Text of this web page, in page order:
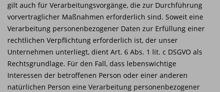
gilt auch für Verarbeitungsvorgänge, die zur Durchführung
vorvertraglicher Maßnahmen erforderlich sind. Soweit eine
Verarbeitung personenbezogener Daten zur Erfüllung einer
rechtlichen Verpflichtung erforderlich ist, der unser
Unternehmen unterliegt, dient Art. 6 Abs. 1 lit. c DSGVO als
Rechtsgrundlage. Für den Fall, dass lebenswichtige
Interessen der betroffenen Person oder einer anderen
natürlichen Person eine Verarbeitung personenbezogener